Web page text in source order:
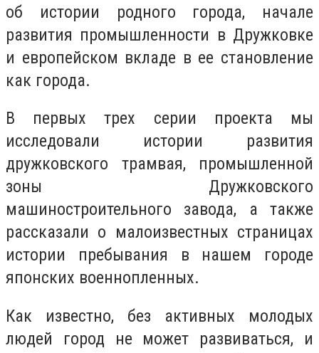
об истории родного города, начале
развития промышленности в Дружковке
и европейском вкладе в ее становление
как города.
В первых трех серии проекта мы
исследовали истории развития
дружковского трамвая, промышленной
зоны Дружковского
машиностроительного завода, а также
рассказали о малоизвестных страницах
истории пребывания в нашем городе
японских военнопленных.
Как известно, без активных молодых
людей город не может развиваться, и